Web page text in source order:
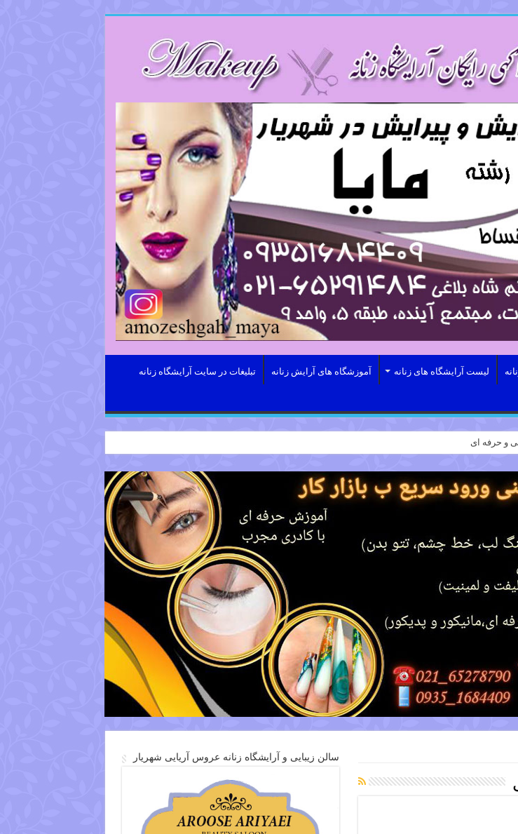
لیست آرایشگاه های زنانه آموزشگاه های آرایش زنانه تبلیغات در سایت آرایشگاه زنانه
و حرفه ای
سالن زیبایی و آرایشگاه زنانه عروس آریایی شهریار